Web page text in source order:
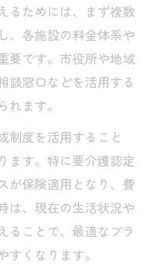
るためには、まず複数
、各施設の料金体系や
要です。市役所や地域
談窓口などを活用する
ます。
制度を活用すること
ます。特に要介護認定
が保険適用となり、費
は、現在の生活状況や
ることで、最適なプラ
くなります。